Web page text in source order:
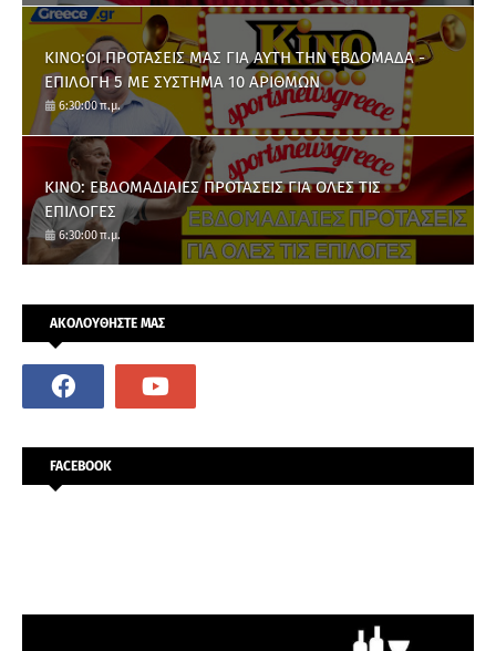
ΚΙΝΟ:ΟΙ ΠΡΟΤΑΣΕΙΣ ΜΑΣ ΓΙΑ ΑΥΤΗ ΤΗΝ ΕΒΔΟΜΑΔΑ -
ΕΠΙΛΟΓΗ 5 ΜΕ ΣΥΣΤΗΜΑ 10 ΑΡΙΘΜΩΝ
6:30:00 π.μ.
ΚΙΝΟ: ΕΒΔΟΜΑΔΙΑΙΕΣ ΠΡΟΤΑΣΕΙΣ ΓΙΑ ΟΛΕΣ ΤΙΣ
ΕΠΙΛΟΓΕΣ
6:30:00 π.μ.
ΑΚΟΛΟΥΘΗΣΤΕ ΜΑΣ
FACEBOOK